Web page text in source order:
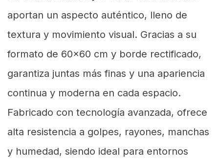
aportan un aspecto auténtico, lleno de
textura y movimiento visual. Gracias a su
formato de 60x60 cm y borde rectificado,
garantiza juntas más finas y una apariencia
continua y moderna en cada espacio.
Fabricado con tecnología avanzada, ofrece
alta resistencia a golpes, rayones, manchas
y humedad, siendo ideal para entornos